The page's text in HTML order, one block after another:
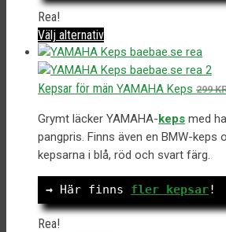
på
produktsidan
Rea!
Välj alternativDen
här
produkten
har
varianter.
De
olika
på
Kepsar för män YAMAHA Keps 299
Grymt läcker YAMAHA-keps med
pangpris. Finns även en BMW-keps
kepsarna i blå, röd och svart färg.
→ Här finns fler kepsar!
Rea!